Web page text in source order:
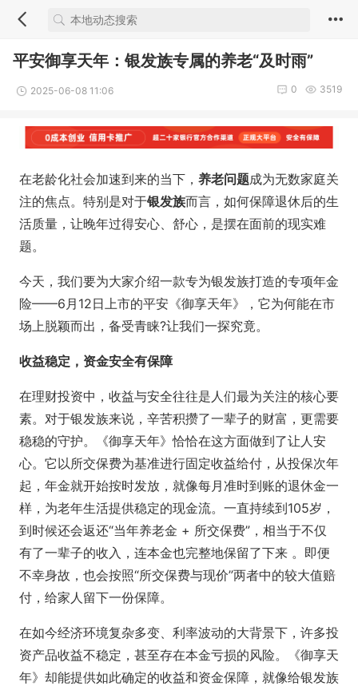
平安御享天年：银发族专属的养老“及时雨”
2025-06-08 11:06 3519
0
在老龄化社会加速到来的当下， 养老问题成为无数家庭关
注的焦点。特别是对于银发族而言，如何保障退休后的生
活质量，让晚年过得安心、舒心，是摆在面前的现实难
题。
今天，我们要为大家介绍一款专为银发族打造的专项年金
险——6月12日上市的平安《御享天年》，它为何能在市
场上脱颖而出，备受青睐?让我们一探究竟。
收益稳定，资金安全有保障
在理财投资中，收益与安全往往是人们最为关注的核心要
素。对于银发族来说，辛苦积攒了一辈子的财富，更需要
稳稳的守护。《御享天年》恰恰在这方面做到了让人安
心。它以所交保费为基准进行固定收益给付，从投保次年
起，年金就开始按时发放，就像每月准时到账的退休金一
样，为老年生活提供稳定的现金流。一直持续到105岁，
到时候还会返还“当年养老金 + 所交保费”，相当于不仅
有了一辈子的收入，连本金也完整地保留了下来 。即便
不幸身故，也会按照“所交保费与现价”两者中的较大值赔
付，给家人留下一份保障。
在如今经济环境复杂多变、利率波动的大背景下，许多投
资产品收益不稳定，甚至存在本金亏损的风险。《御享天
年》却能提供如此确定的收益和资金保障，就像给银发族